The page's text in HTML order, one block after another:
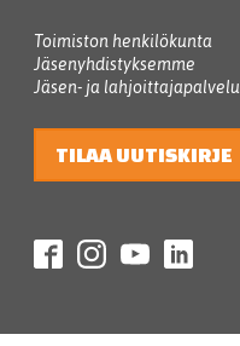
Toimiston henkilökunta
Jäsenyhdistyksemme
Jäsen- ja lahjoittajapalvelu
TILAA UUTISKIRJE